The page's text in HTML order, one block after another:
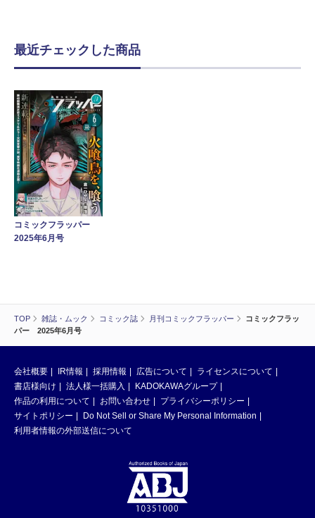
TOP 雑誌・ムック コミック誌 月刊コミックフラッパー
コミックフラッ
パー 2025年6月号
最近チェックした商品
コミックフラッパー
2025年6月号
会社概要 IR情報 採用情報 広告について
ライセンスについて
書店様向け
法人様一括購入
KADOKAWAグループ
作品の利用について
お問い合わせ
プライバシーポリシー
サイトポリシー
Do Not Sell or Share My Personal Information
利用者情報の外部送信について